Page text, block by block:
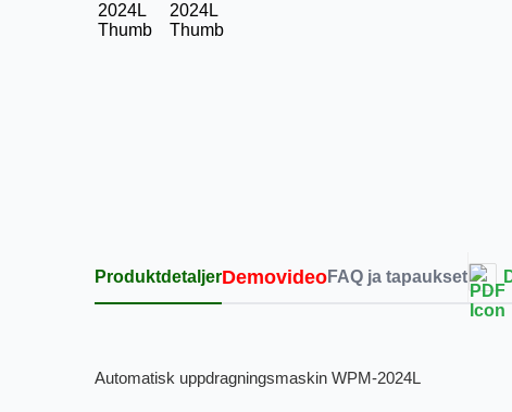
ProduktdetaljerDemovideoFAQ ja tapaukset
Automatisk uppdragningsmaskin WPM-2024L